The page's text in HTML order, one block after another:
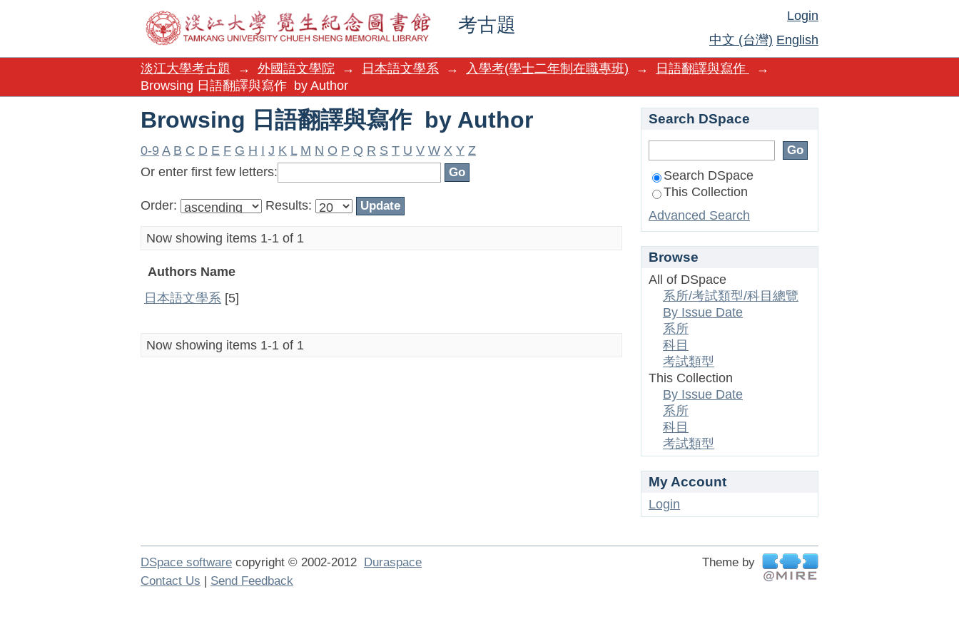
考古題
Browsing 日語翻譯與寫作 by Author
Login
中文 (台灣) English
淡江大學考古題
→ 外國語文學院 → 日本語文學系 → 入學考(學士二年制在職專班) → 日語翻譯與寫作
→
Browsing 日語翻譯與寫作 by Author
Browsing 日語翻譯與寫作 by Author
0-9 A B C D E F G H I J K L M N O P Q R S T U V W X Y Z
Or enter first few letters:
Order: Results:
Now showing items 1-1 of 1
Authors Name
日本語文學系 [5]
Now showing items 1-1 of 1
Search DSpace
Search DSpace
This Collection
Advanced Search
Browse
All of DSpace
系所/考試類型/科目總覽
By Issue Date
系所
科目
考試類型
This Collection
By Issue Date
系所
科目
考試類型
My Account
Login
DSpace software copyright © 2002-2012 Duraspace
Theme by
Contact Us | Send Feedback